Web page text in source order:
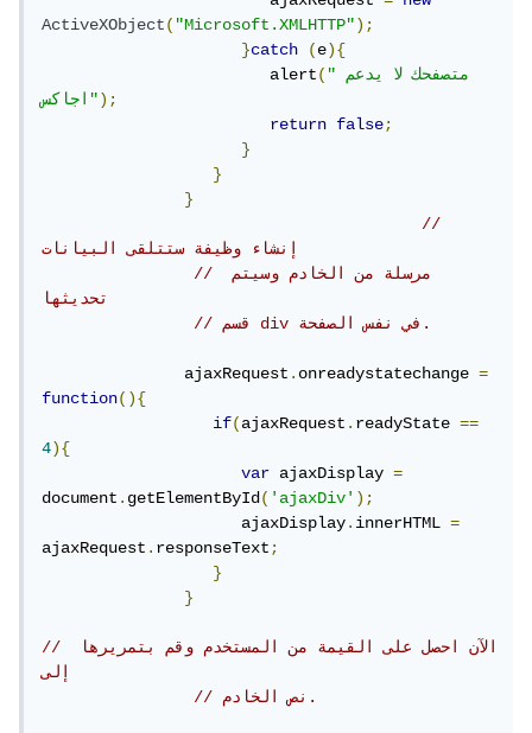
ActiveXObject("Microsoft.XMLHTTP");
}catch (e){
                        alert
("متصفحك لا يدعم
اجاكس");
return
false;
}
}
}
//
إنشاء وظيفة ستتلقى البيانات
// مرسلة من الخادم وسيتم
تحديثها
// قسم div في نفس الصفحة.
               ajaxRequest
.onreadystatechange =
function(){
if(ajaxRequest.readyState ==
4){
var ajaxDisplay =
document.getElementById('ajaxDiv');
                     ajaxDisplay
.innerHTML =
ajaxRequest.responseText;
}
}
// الآن احصل على القيمة من المستخدم وقم بتمريرها
إلى
// نص الخادم.